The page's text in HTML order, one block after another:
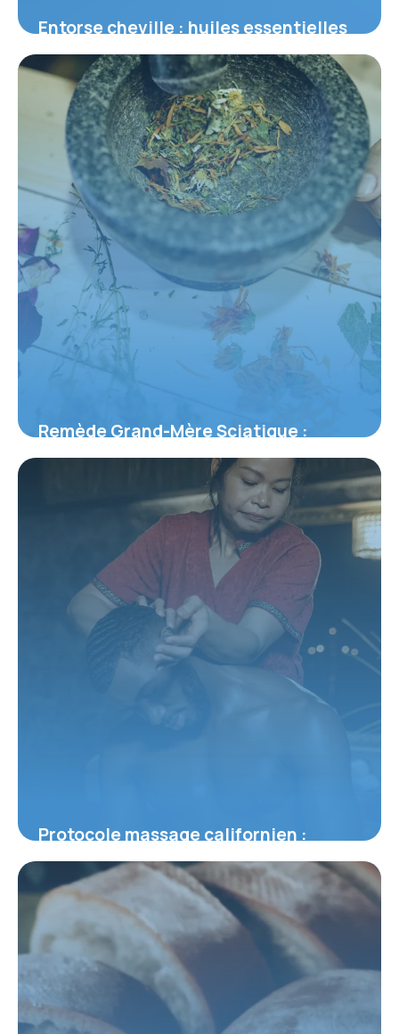
Entorse cheville : huiles essentielles
top
2 juin 2026
Remède Grand-Mère Sciatique :
Solutions
Protocole massage californien :
Technique complète
31 mai 2026